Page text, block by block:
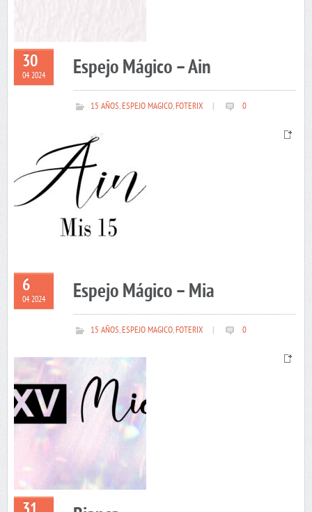
30
04 2024 Espejo Mágico – Ain
15 AÑOS,ESPEJO MAGICO,FOTERIX 0
6
04 2024 Espejo Mágico – Mia
15 AÑOS,ESPEJO MAGICO,FOTERIX 0